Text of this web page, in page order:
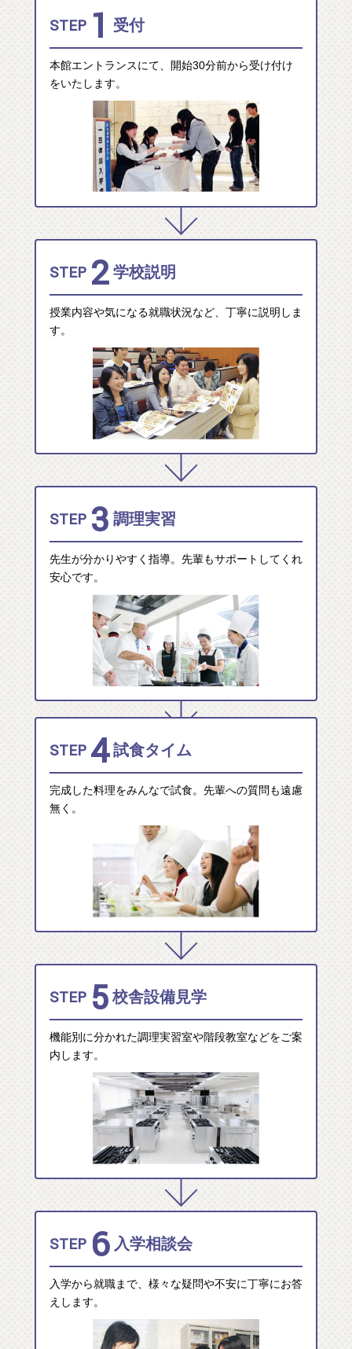
STEP 1 受付
本館エントランスにて、開始30分前から受け付け
をいたします。
STEP 2 学校説明
授業内容や気になる就職状況など、丁寧に説明しま
す。
STEP 3 調理実習
先生が分かりやすく指導。先輩もサポートしてくれ
安心です。
STEP 4 試食タイム
完成した料理をみんなで試食。先輩への質問も遠慮
無く。
STEP 5 校舎設備見学
機能別に分かれた調理実習室や階段教室などをご案
内します。
STEP 6 入学相談会
入学から就職まで、様々な疑問や不安に丁寧にお答
えします。